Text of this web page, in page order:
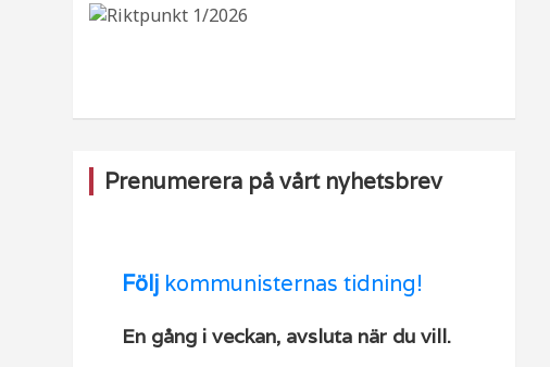
b
k
ra k
Prenumerera på vårt nyhetsbrev
Följ kommunisternas tidning!
En gång i veckan, avsluta när du vill.